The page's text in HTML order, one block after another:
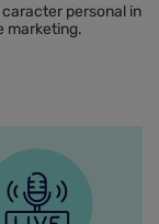
personal in
marketing.